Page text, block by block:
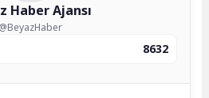
Haber Ajansı
@BeyazHaber
8632